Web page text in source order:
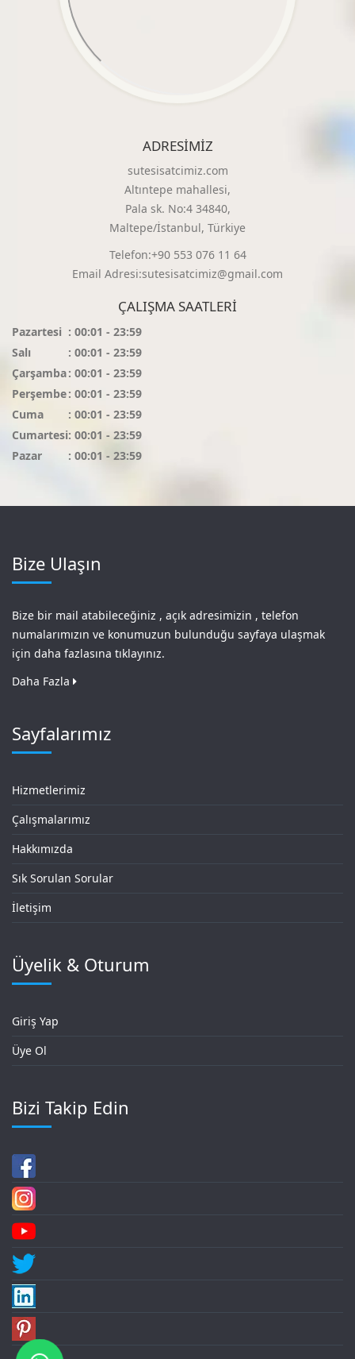
ADRESIMIZ
sutesisatcimiz.com
Altıntepe mahallesi,
Pala sk. No:4 34840,
Maltepe/İstanbul, Türkiye
Telefon:+90 553 076 11 64
Email Adresi:sutesisatcimiz@gmail.com
ÇALIŞMA SAATLERI
Pazartesi : 00:01 - 23:59
Salı
: 00:01 - 23:59
Çarşamba: 00:01 - 23:59
Perşembe: 00:01 - 23:59
Cuma
: 00:01 - 23:59
Cumartesi: 00:01 - 23:59
Pazar
: 00:01 - 23:59
Bize Ulaşın
Bize bir mail atabileceğiniz , açık adresimizin , telefon
numalarımızın ve konumuzun bulunduğu sayfaya ulaşmak
için daha fazlasına tıklayınız.
Daha Fazla
Sayfalarımız
Hizmetlerimiz
Çalışmalarımız
Hakkımızda
Sık Sorulan Sorular
İletişim
Üyelik & Oturum
Giriş Yap
Üye Ol
Bizi Takip Edin